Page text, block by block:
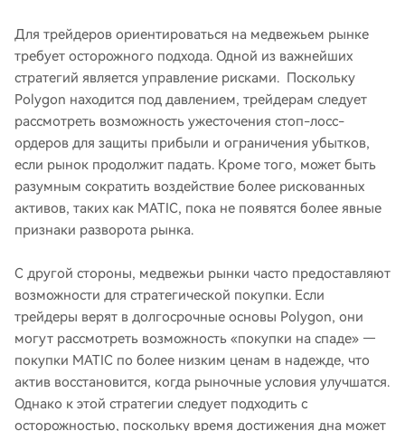
Для трейдеров ориентироваться на медвежьем рынке
требует осторожного подхода. Одной из важнейших
стратегий является управление рисками. Поскольку
Polygon находится под давлением, трейдерам следует
рассмотреть возможность ужесточения стоп-лосс-
ордеров для защиты прибыли и ограничения убытков,
если рынок продолжит падать. Кроме того, может быть
разумным сократить воздействие более рискованных
активов, таких как MATIC, пока не появятся более явные
признаки разворота рынка.
С другой стороны, медвежьи рынки часто предоставляют
возможности для стратегической покупки. Если
трейдеры верят в долгосрочные основы Polygon, они
могут рассмотреть возможность «покупки на спаде» —
покупки MATIC по более низким ценам в надежде, что
актив восстановится, когда рыночные условия улучшатся.
Однако к этой стратегии следует подходить с
осторожностью, поскольку время достижения дна может